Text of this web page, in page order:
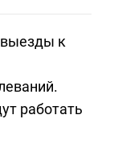
к
работать